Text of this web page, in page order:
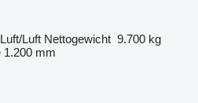
Luft/Luft Nettogewicht 9.700 kg
1.200 mm